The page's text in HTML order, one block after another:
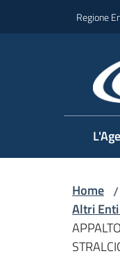
Regione
Home /
Altri Enti